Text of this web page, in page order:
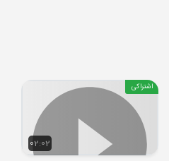
02:02
اشتراکی